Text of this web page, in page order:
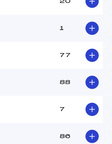
20
1
77
88
7
86